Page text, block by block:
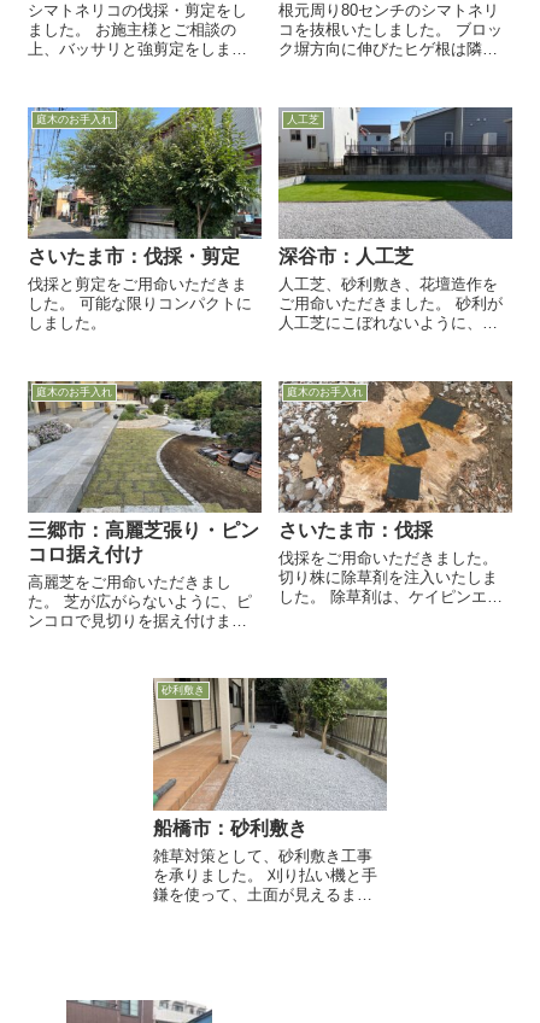
シマトネリコの伐採・剪定をし
ました。 お施主様とご相談の
上、バッサリと強剪定をしまし
ました。
根元周り80センチのシマトネリ
コを抜根いたしました。 ブロッ
ク塀方向に伸びたヒゲ根は隣地
とすると、ガス管や水道管など
を破損させる恐れがあるの
で、...
庭木のお手入れ
さいたま市：伐採・剪定
伐採と剪定をご用命いただきま
した。 可能な限りコンパクトに
しました。
人工芝
深谷市：人工芝
人工芝、砂利敷き、花壇造作を
ご用命いただきました。 砂利が
人工芝にこぼれないように、イ
庭木のお手入れ
三郷市：高麗芝張り・ピン
コロ据え付け
高麗芝をご用命いただきまし
た。 芝が広がらないように、ピ
ンコロで見切りを据え付けまし
から仕入れるので、とても元気
な状態でお届けします。 ...
庭木のお手入れ
さいたま市：伐採
伐採をご用命いただきました。
切り株に除草剤を注入いたしま
した。 除草剤は、ケイピンエー
砂利敷き
船橋市：砂利敷き
雑草対策として、砂利敷き工事
を承りました。 刈り払い機と手
鎌を使って、土面が見えるま